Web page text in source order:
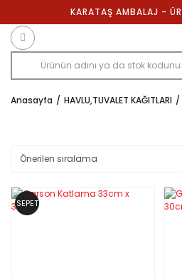
KARATAŞ AMBALAJ -
Anasayfa HAVLU,TUVALET KAĞITLARI
SEPET